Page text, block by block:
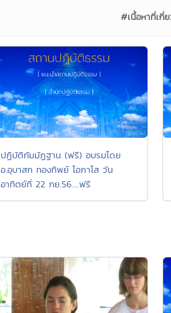
#เนื้อหาที่เกี่
ปฏิบัติกัมมัฏฐาน (ฟรี) อบรมโดย
อ.อุบาสก ทองทิพย์ โอภาโส วัน
อาทิตย์ที่ 22 กย.56....ฟรี